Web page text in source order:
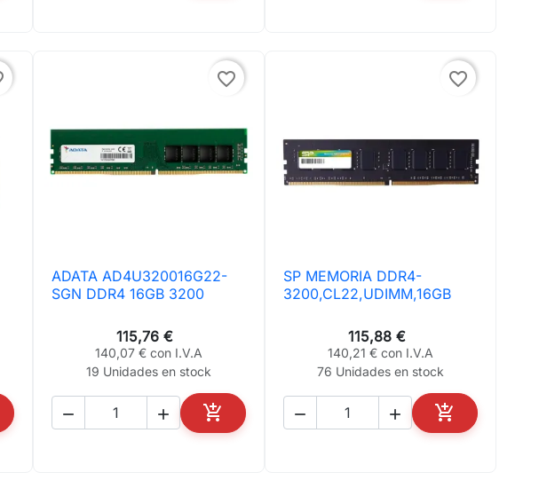
AL CARRITO
favorite_border
 Vista rápida
ADATA AD4U320016G22-
SGN DDR4 16GB 3200
115,76 €
140,07 € con I.V.A
19 Unidades en stock
  
AÑADIR AL CARRITO
favorite_border
 Vista rápida
SP MEMORIA DDR4-
3200,CL22,UDIMM,16GB
115,88 €
140,21 € con I.V.A
76 Unidades en stock
  
AÑADIR AL